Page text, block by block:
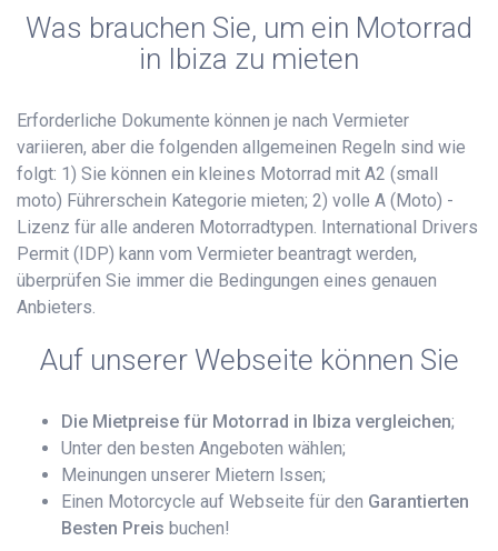
Was brauchen Sie, um ein Motorrad
in Ibiza zu mieten
Erforderliche Dokumente können je nach Vermieter
variieren, aber die folgenden allgemeinen Regeln sind wie
folgt: 1) Sie können ein kleines Motorrad mit A2 (small
moto) Führerschein Kategorie mieten; 2) volle A (Moto) -
Lizenz für alle anderen Motorradtypen. International Drivers
Permit (IDP) kann vom Vermieter beantragt werden,
überprüfen Sie immer die Bedingungen eines genauen
Anbieters.
Auf unserer Webseite können Sie
Die Mietpreise für Motorrad in Ibiza vergleichen;
Unter den besten Angeboten wählen;
Meinungen unserer Mietern lssen;
Einen Motorcycle auf Webseite für den Garantierten
Besten Preis buchen!